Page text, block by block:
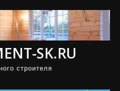
SK.RU
строителя